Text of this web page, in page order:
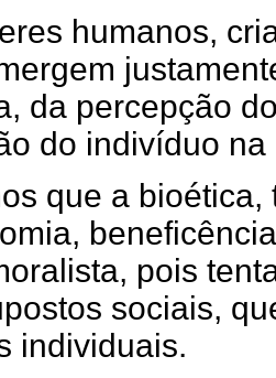
humanos,
da percepção
do indivíduo na
que a
pois
sociais,
individuais.